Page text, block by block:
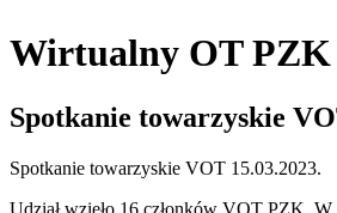
Wirtualny OT
Spotkanie towarzyskie
Spotkanie towarzyskie VOT 15.03.2023.
Udział wzięło 16 członków VOT PZK.